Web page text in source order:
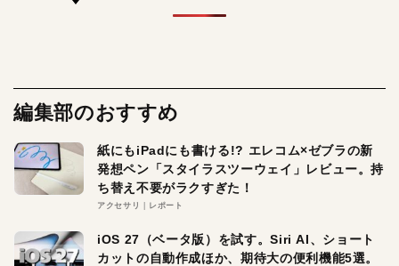
編集部のおすすめ
紙にもiPadにも書ける!? エレコム×ゼブラの新
発想ペン「スタイラスツーウェイ」レビュー。持
ち替え不要がラクすぎた！
アクセサリ レポート
iOS 27（ベータ版）を試す。Siri AI、ショート
カットの自動作成ほか、期待大の便利機能5選。